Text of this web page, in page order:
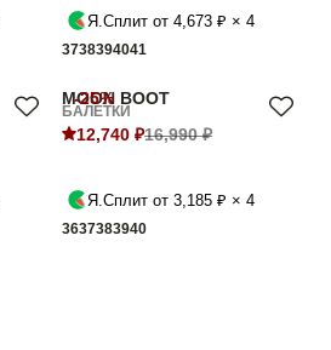
Я.Сплит от 4,673 ₽ × 4
3738394041
-25%
MOON BOOT
БАЛЕТКИ
12,740 ₽16,990 ₽
Я.Сплит от 3,185 ₽ × 4
3637383940